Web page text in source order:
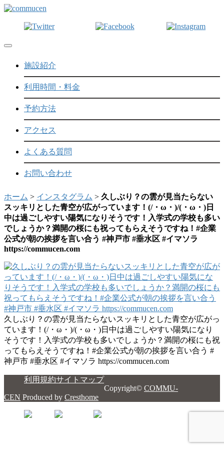
Toggle navigation
施設紹介
利用時間・料金
予約方法
アクセス
よくある質問
お問い合わせ
ホーム > インスタグラム > 久しぶり？の雲が見当たらない
スッキリとした青空が広がっています！(/・ω・)/(・ω・)日
中は過ごしやすい陽気になりそうです！入学式の学校も多い
でしょうか？満開の桜にも祝ってもらえそうですね！#企業
公式が朝の挨拶を言い合う #神戸市 #垂水区 #イマソラ
https://commucen.com
久しぶり？の雲が見当たらないスッキリとした青空が広がっ
ています！(/・ω・)/(・ω・)日中は過ごしやすい陽気になり
そうです！入学式の学校も多いでしょうか？満開の桜にも祝
ってもらえそうですね！#企業公式が朝の挨拶を言い合う #
神戸市 #垂水区 #イマソラ https://commucen.com
利用規約サイトマップ
Copyright© COMMU-
CEN Produced by Cresthome